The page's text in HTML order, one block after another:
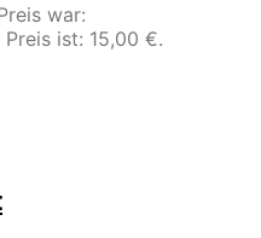
war:
ist: 15,00 €.